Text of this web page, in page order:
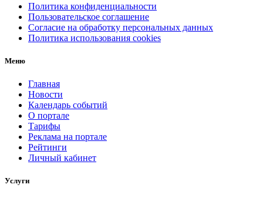
Политика конфиденциальности
Пользовательское соглашение
Согласие на обработку персональных данных
Политика использования cookies
Меню
Главная
Новости
Календарь событий
О портале
Тарифы
Реклама на портале
Рейтинги
Личный кабинет
Услуги